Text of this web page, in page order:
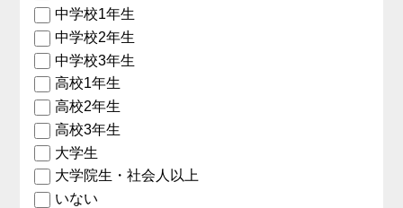
中学校1年生
中学校2年生
中学校3年生
高校1年生
高校2年生
高校3年生
大学生
大学院生・社会人以上
いない